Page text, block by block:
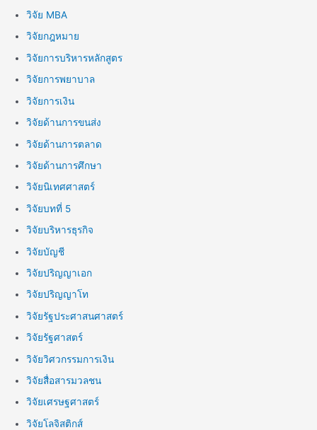
วิจัย MBA
วิจัยกฎหมาย
วิจัยการบริหารหลักสูตร
วิจัยการพยาบาล
วิจัยการเงิน
วิจัยด้านการขนส่ง
วิจัยด้านการตลาด
วิจัยด้านการศึกษา
วิจัยนิเทศศาสตร์
วิจัยบทที่ 5
วิจัยบริหารธุรกิจ
วิจัยบัญชี
วิจัยปริญญาเอก
วิจัยปริญญาโท
วิจัยรัฐประศาสนศาสตร์
วิจัยรัฐศาสตร์
วิจัยวิศวกรรมการเงิน
วิจัยสื่อสารมวลชน
วิจัยเศรษฐศาสตร์
วิจัยโลจิสติกส์